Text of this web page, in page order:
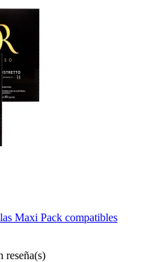
Maxi Pack compatibles
reseña(s)